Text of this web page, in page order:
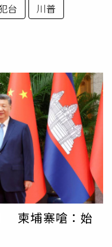
台 川普
柬埔寨嗆：始